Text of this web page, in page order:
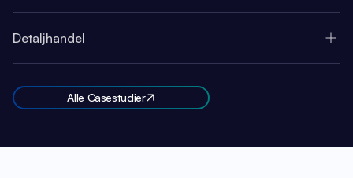
Detaljhandel
Alle Casestudier